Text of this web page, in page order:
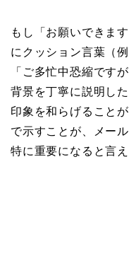
もし「お願いできま
にクッション言葉（
「ご多忙中恐縮です
背景を丁寧に説明し
印象を和らげること
で示すことが、メー
特に重要になると言